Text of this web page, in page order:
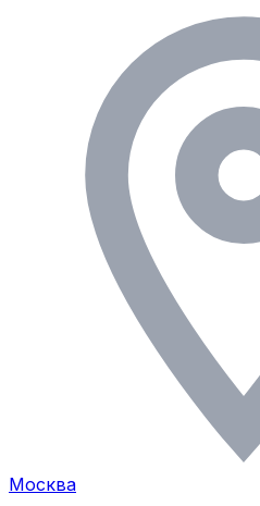
Москва